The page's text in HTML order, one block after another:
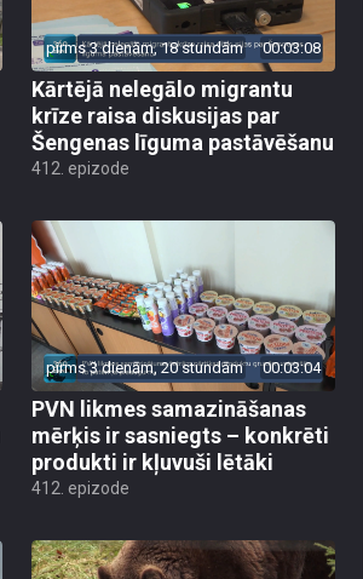
pirms 3 dienām, 18 stundām 00:03:08
Kārtējā nelegālo migrantu
krīze raisa diskusijas par
Šengenas līguma pastāvēšanu
412. epizode
pirms 3 dienām, 20 stundām 00:03:04
PVN likmes samazināšanas
mērķis ir sasniegts – konkrēti
produkti ir kļuvuši lētāki
412. epizode